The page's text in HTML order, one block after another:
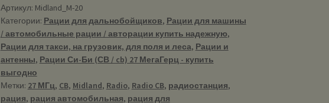
-
Рация
Си-
Би
(CB)
27
МГц
Артикул: Midland_M-20
Категории: Рации для дальнобойщиков, Рации для машины
/ автомобильные рации / авторации купить надежную,
Рации для такси, на грузовик, для поля и леса, Рации и
антенны, Рации Си-Би (СВ / cb) 27 МегаГерц - купить
выгодно
Метки: 27 МГц, CB, Midland, Radio, Radio CB, радиостанция,
рация, рация автомобильная, рация для